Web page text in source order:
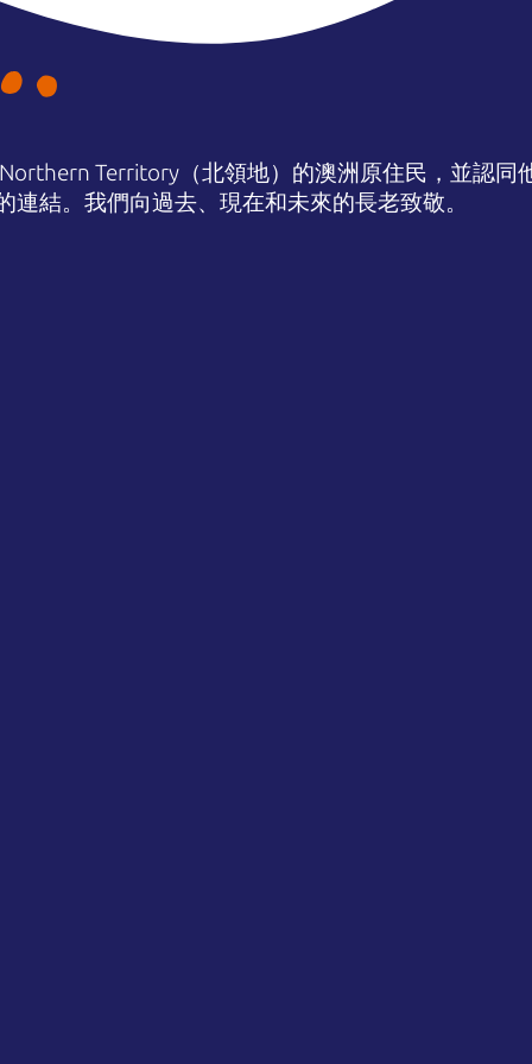
Territory（北領地）的澳洲原住民，並認同
連結。我們向過去、現在和未來的長老致敬。